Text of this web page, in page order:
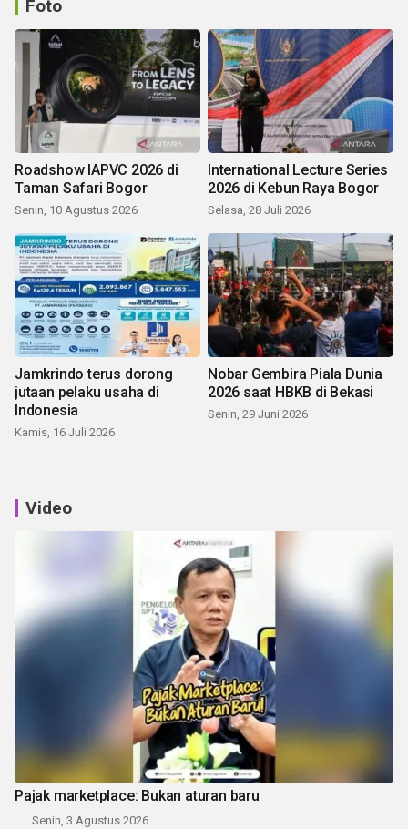
Foto
Roadshow IAPVC 2026 di
Taman Safari Bogor
Senin, 10 Agustus 2026
International Lecture Series
2026 di Kebun Raya Bogor
Selasa, 28 Juli 2026
Jamkrindo terus dorong
jutaan pelaku usaha di
Indonesia
Kamis, 16 Juli 2026
Nobar Gembira Piala Dunia
2026 saat HBKB di Bekasi
Senin, 29 Juni 2026
Video
Pajak marketplace: Bukan aturan baru
Senin, 3 Agustus 2026